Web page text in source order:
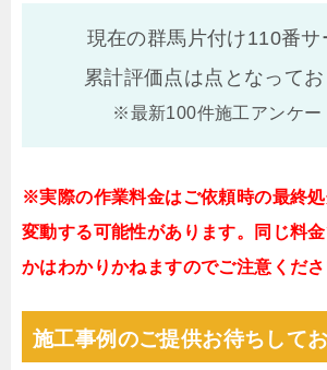
現在の群馬片付け110番サ
累計評価点は点となってお
※最新100件施工アンケー
※実際の作業料金はご依頼時の最終
変動する可能性があります。同じ料
かはわかりかねますのでご注意くださ
施工事例のご提供お待ちして